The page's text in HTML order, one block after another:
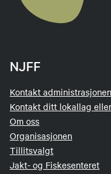
NJFF
Kontakt administrasjonen
Kontakt ditt lokallag
Om oss
Organisasjonen
Tillitsvalgt
Jakt- og Fiskesenteret